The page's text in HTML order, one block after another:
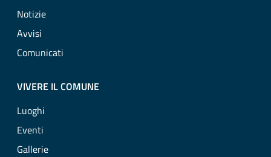
Notizie
Avvisi
Comunicati
VIVERE IL COMUNE
Luoghi
Eventi
Gallerie